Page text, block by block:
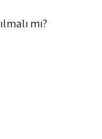
mı?